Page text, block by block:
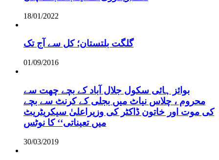
18/01/2022
گلگت بلتستان؛ کل سے آج تک
01/09/2016
بوائز ہائی سکول جلال آباد کے بچے چھت سے
محروم ، چلاس نیاٹ میں بجلی کے کرنٹ سے بچے
کی موت اور خاتون ڈاکٹر کی وزیراعلیٰ سیکریٹریٹ
میں تعیناتی‘‘ کا نوٹس
30/03/2019